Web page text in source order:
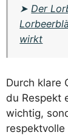
➤ Der
wirkt
Durch klare
du Respekt
wichtig,